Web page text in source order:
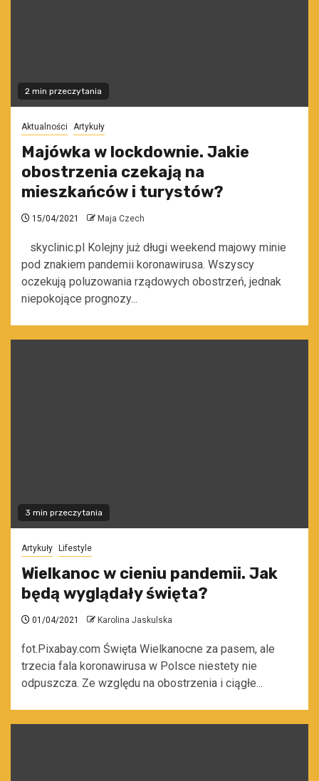
2 min przeczytania
Aktualności Artykuły
Majówka w lockdownie. Jakie
obostrzenia czekają na
mieszkańców i turystów?
15/04/2021 Maja Czech
skyclinic.pl Kolejny już długi weekend majowy minie
pod znakiem pandemii koronawirusa. Wszyscy
oczekują poluzowania rządowych obostrzeń, jednak
niepokojące prognozy...
3 min przeczytania
Artykuły Lifestyle
Wielkanoc w cieniu pandemii. Jak
będą wyglądały święta?
01/04/2021 Karolina Jaskulska
fot.Pixabay.com Święta Wielkanocne za pasem, ale
trzecia fala koronawirusa w Polsce niestety nie
odpuszcza. Ze względu na obostrzenia i ciągłe...